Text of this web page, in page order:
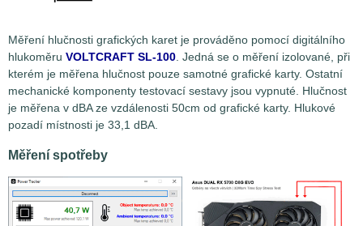
Měření hlučnosti grafických karet je prováděno pomocí digitálního
hlukoměru VOLTCRAFT SL-100 . Jedná se o měření izolované, při
kterém je měřena hlučnost pouze samotné grafické karty. Ostatní
mechanické komponenty testovací sestavy jsou vypnuté. Hlučnost
je měřena v dBA ze vzdálenosti 50cm od grafické karty. Hlukové
pozadí místnosti je 33,1 dBA.
Měření spotřeby